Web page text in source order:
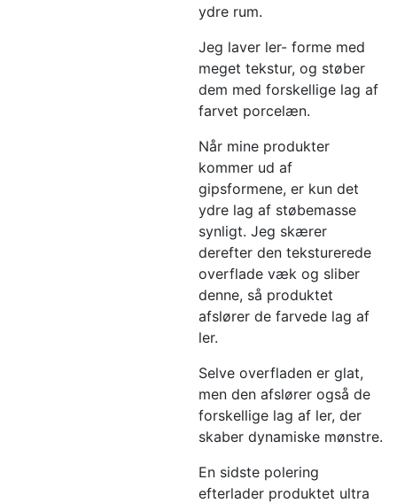
ydre rum.
Jeg laver ler- forme med
meget tekstur, og støber
dem med forskellige lag af
farvet porcelæn.
Når mine produkter
kommer ud af
gipsformene, er kun det
ydre lag af støbemasse
synligt. Jeg skærer
derefter den teksturerede
overflade væk og sliber
denne, så produktet
afslører de farvede lag af
ler.
Selve overfladen er glat,
men den afslører også de
forskellige lag af ler, der
skaber dynamiske mønstre.
En sidste polering
efterlader produktet ultra